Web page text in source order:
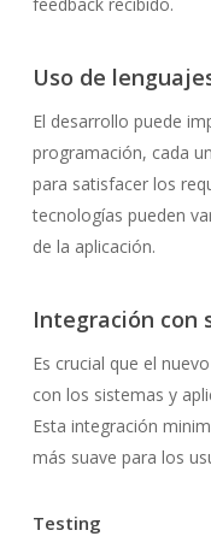
Uso de
El desarrollo puede
programación, cada
para satisfacer los
tecnologías pueden
de la aplicación.
Integración con
Es crucial que el
con los sistemas y
Esta integración
más suave para los
Testing